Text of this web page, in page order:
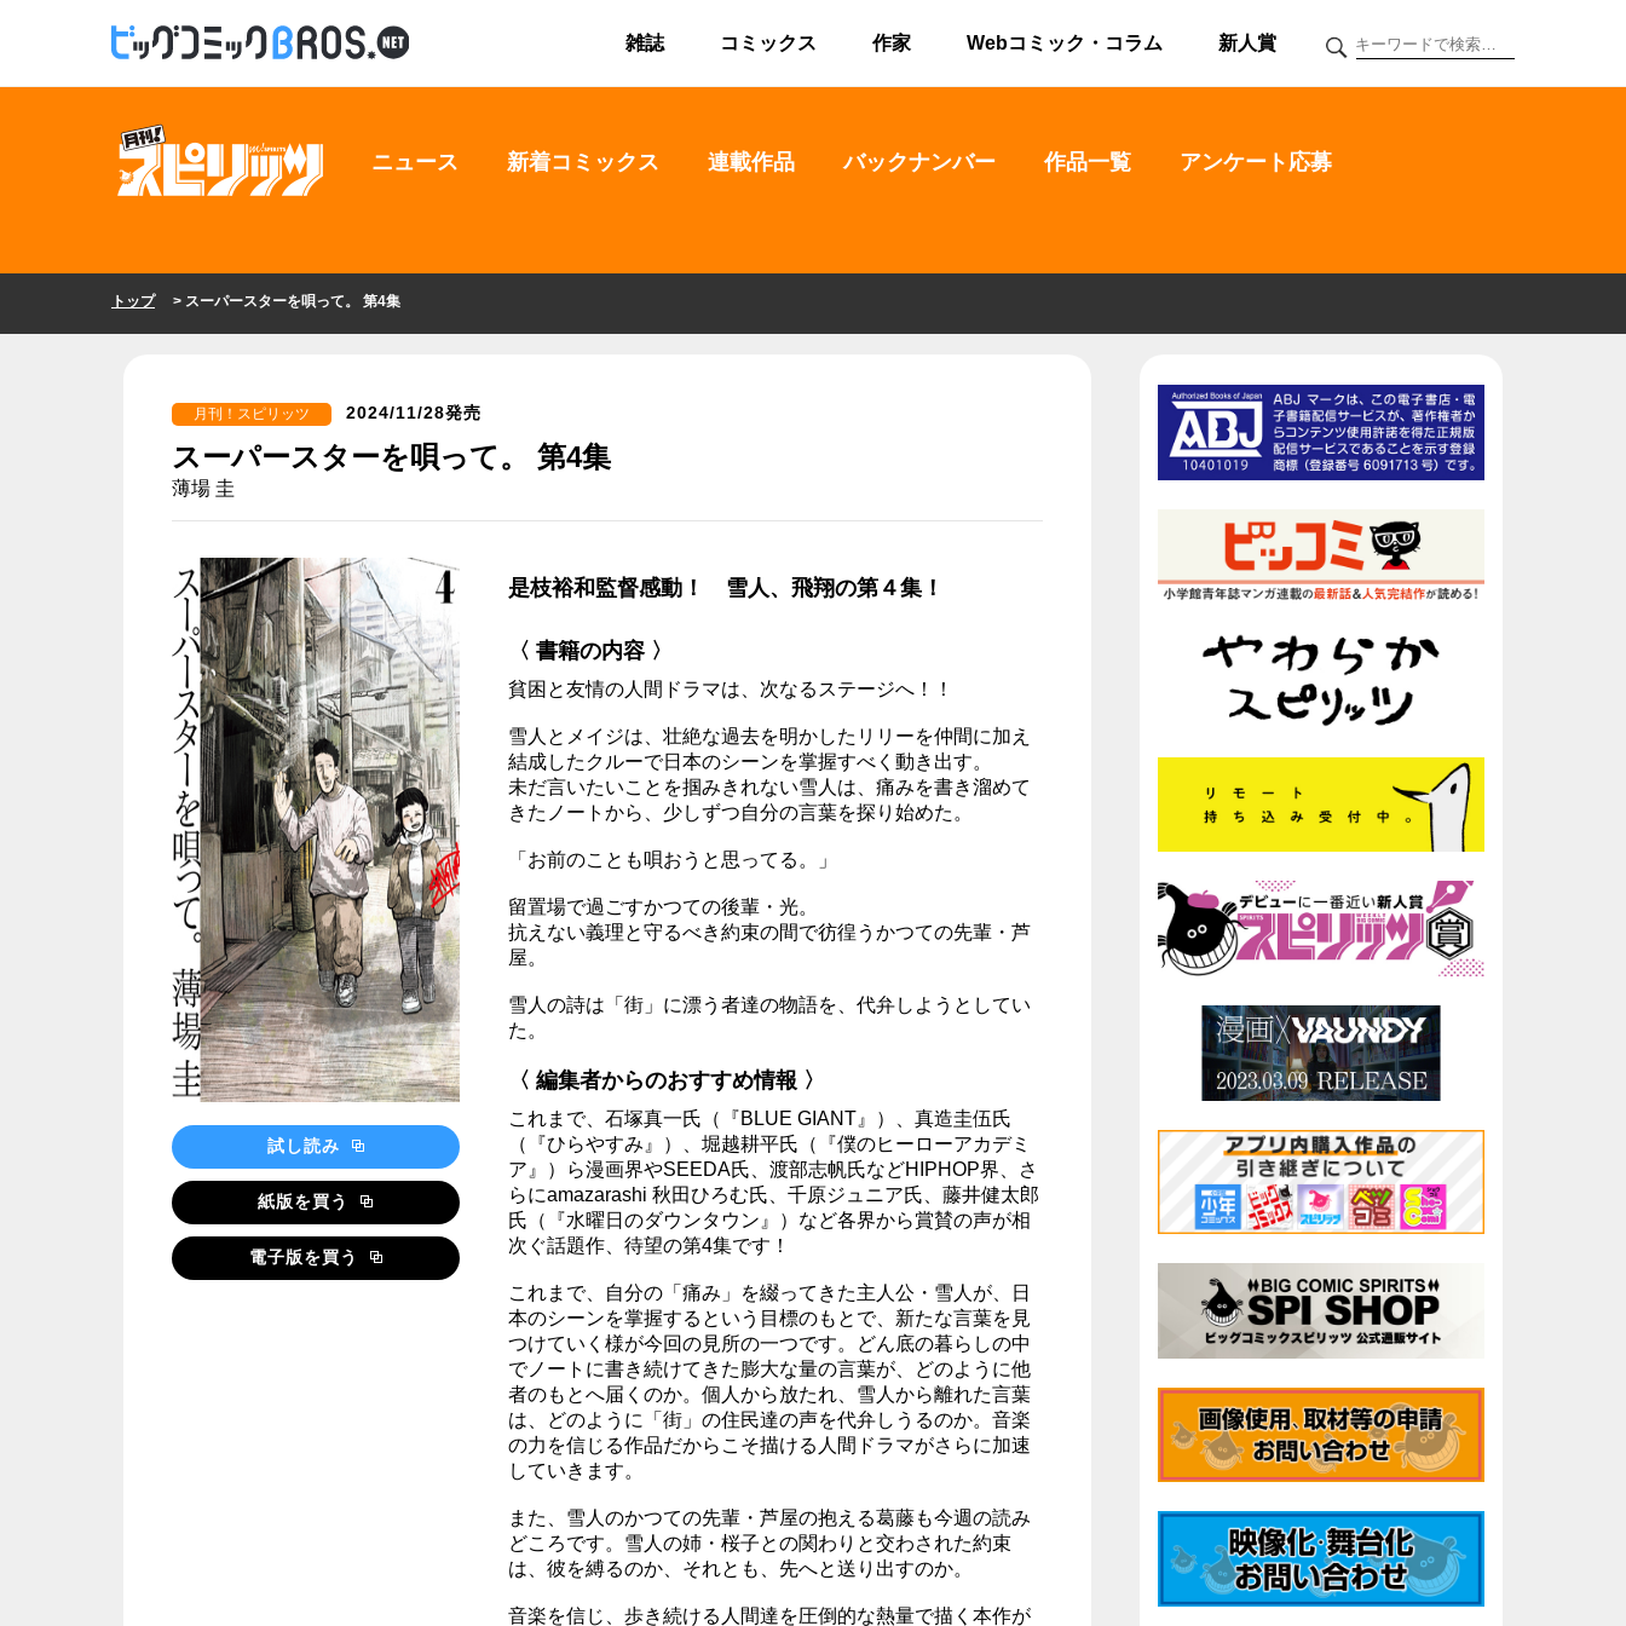
雑誌 コミックス 作家 Webコミック・コラム 新人賞
ニュース 新着コミックス 連載作品 バックナンバー 作品一覧 アンケート応募
トップ> スーパースターを唄って。 第4集
月刊！スピリッツ 2024/11/28発売
スーパースターを唄って。 第4集
薄場 圭
試し読み
紙版を買う
電子版を買う
是枝裕和監督感動！ 雪人、飛翔の第４集！
〈 書籍の内容 〉
貧困と友情の人間ドラマは、次なるステージへ！！
雪人とメイジは、壮絶な過去を明かしたリリーを仲間に加え
結成したクルーで日本のシーンを掌握すべく動き出す。
未だ言いたいことを掴みきれない雪人は、痛みを書き溜めて
きたノートから、少しずつ自分の言葉を探り始めた。
「お前のことも唄おうと思ってる。」
留置場で過ごすかつての後輩・光。
抗えない義理と守るべき約束の間で彷徨うかつての先輩・芦
屋。
雪人の詩は「街」に漂う者達の物語を、代弁しようとしてい
た。
〈 編集者からのおすすめ情報 〉
これまで、石塚真一氏（『BLUE GIANT』）、真造圭伍氏
（『ひらやすみ』）、堀越耕平氏（『僕のヒーローアカデミ
ア』）ら漫画界やSEEDA氏、渡部志帆氏などHIPHOP界、さ
らにamazarashi 秋田ひろむ氏、千原ジュニア氏、藤井健太郎
氏（『水曜日のダウンタウン』）など各界から賞賛の声が相
次ぐ話題作、待望の第4集です！
これまで、自分の「痛み」を綴ってきた主人公・雪人が、日
本のシーンを掌握するという目標のもとで、新たな言葉を見
つけていく様が今回の見所の一つです。どん底の暮らしの中
でノートに書き続けてきた膨大な量の言葉が、どのように他
者のもとへ届くのか。個人から放たれ、雪人から離れた言葉
は、どのように「街」の住民達の声を代弁しうるのか。音楽
の力を信じる作品だからこそ描ける人間ドラマがさらに加速
していきます。
また、雪人のかつての先輩・芦屋の抱える葛藤も今週の読み
どころです。雪人の姉・桜子との関わりと交わされた約束
は、彼を縛るのか、それとも、先へと送り出すのか。
音楽を信じ、歩き続ける人間達を圧倒的な熱量で描く本作が